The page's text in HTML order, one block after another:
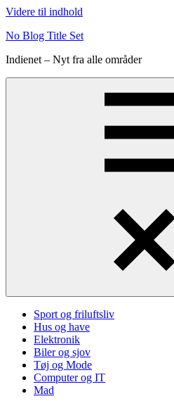
Videre til indhold
No Blog Title Set
Indienet – Nyt fra alle områder
Sport og friluftsliv
Hus og have
Elektronik
Biler og sjov
Tøj og Mode
Computer og IT
Mad